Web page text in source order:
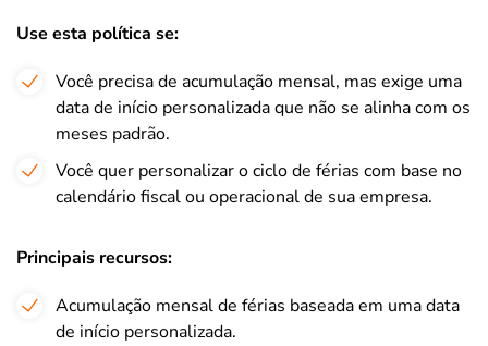
Use esta política se:
Você precisa de acumulação mensal, mas exige uma
data de início personalizada que não se alinha com os
meses padrão.
Você quer personalizar o ciclo de férias com base no
calendário fiscal ou operacional de sua empresa.
Principais recursos:
Acumulação mensal de férias baseada em uma data
de início personalizada.